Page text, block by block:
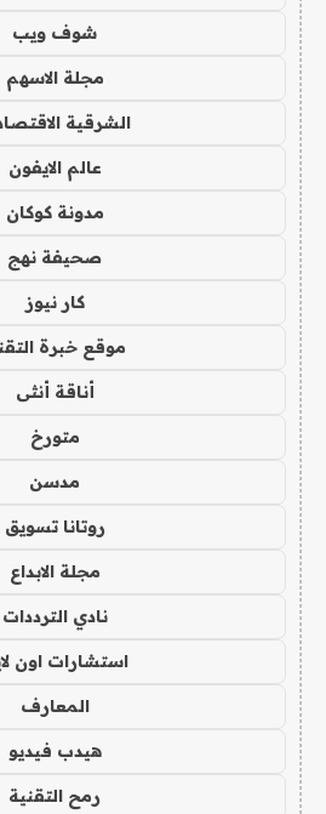
شوف ويب
مجلة الاسهم
الشرقية
عالم الايفون
مدونة كوكان
صحيفة نهج
كار نيوز
موقع خبرة
أناقة أنثى
متورخ
مدسن
روتانا تسويق
مجلة الابداع
نادي الترددات
استشارات اون
المعارف
هيدب فيديو
رمح التقنية